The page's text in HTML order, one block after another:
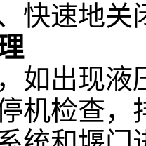
快速地关
如出现液
机检查